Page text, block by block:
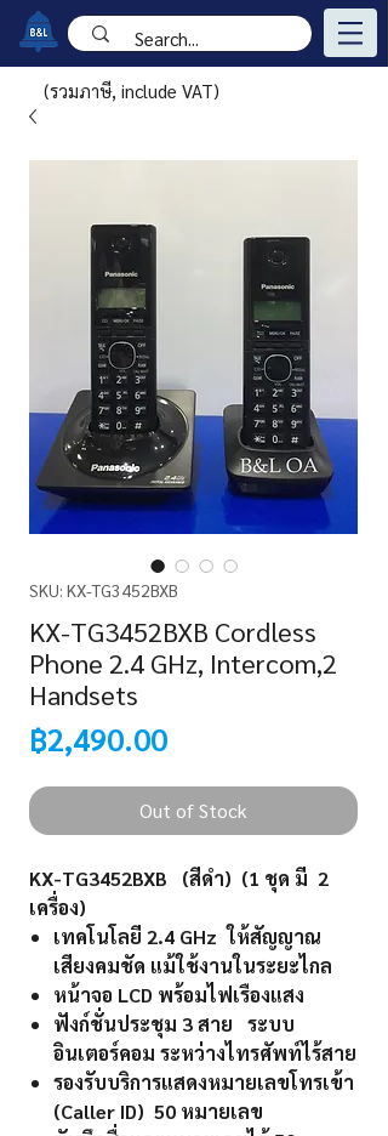
SKU: KX-TG3452BXB
KX-TG3452BXB Cordless
Phone 2.4 GHz, Intercom,2
Handsets
฿2,490.00Price
Out of Stock
KX-TG3452BXB (สีดำ) (1 ชุด มี 2
เครื่อง)
เทคโนโลยี 2.4 GHz ให้สัญญาณ
เสียงคมชัด แม้ใช้งานในระยะไกล
หน้าจอ LCD พร้อมไฟเรืองแสง
ฟังก์ชั่นประชุม 3 สาย ระบบ
อินเตอร์คอม ระหว่างไทรศัพท์ไร้สาย
รองรับบริการแสดงหมายเลขโทรเข้า
(Caller ID) 50 หมายเลข
(รวมภาษี, include VAT)